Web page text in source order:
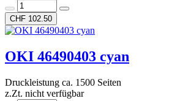
CHF 102.50
OKI 46490403 cyan
Druckleistung ca. 1500 Seiten
z.Zt. nicht verfügbar